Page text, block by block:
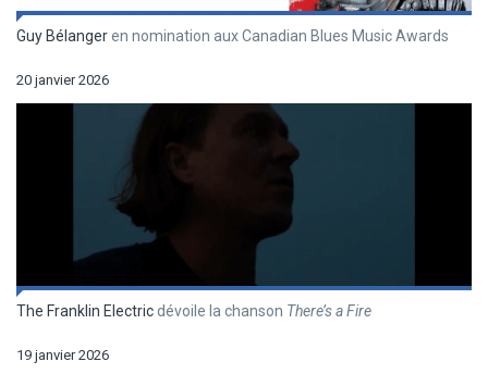
Guy Bélangeren nomination aux Canadian Blues Music Awards
20 janvier 2026
The Franklin Electricdévoile la chanson There’s a Fire
19 janvier 2026